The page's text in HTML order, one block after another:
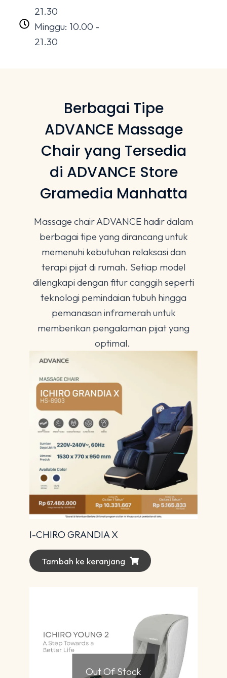
21.30
Minggu: 10.00 -
21.30
Berbagai Tipe
ADVANCE Massage
Chair yang Tersedia
di ADVANCE Store
Gramedia Manhatta
Massage chair ADVANCE hadir dalam
berbagai tipe yang dirancang untuk
memenuhi kebutuhan relaksasi dan
terapi pijat di rumah. Setiap model
dilengkapi dengan fitur canggih seperti
teknologi pemindaian tubuh hingga
pemanasan inframerah untuk
memberikan pengalaman pijat yang
optimal.
I-CHIRO GRANDIA X
Tambah ke keranjang
Out Of Stock